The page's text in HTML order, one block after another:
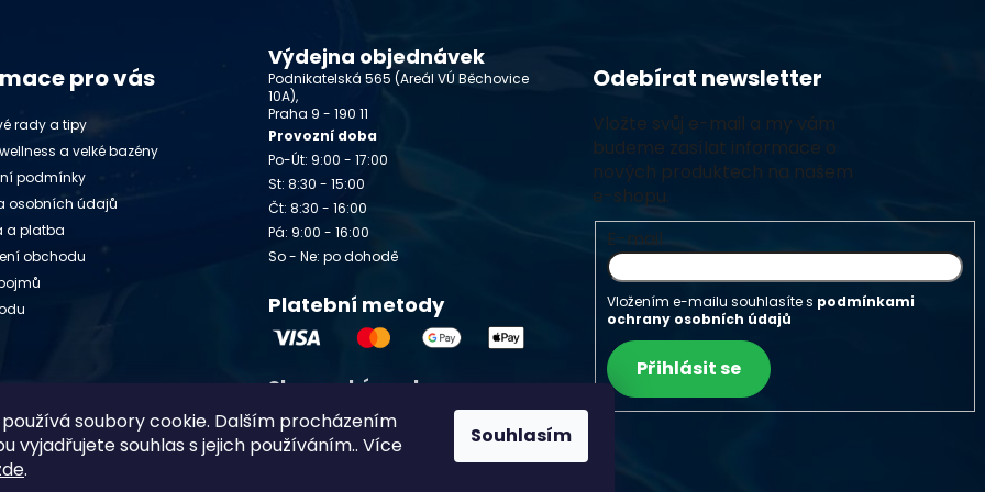
soubory cookie. Dalším procházením
vyjadřujete souhlas s jejich používáním.. Více
.
Souhlasím
pro vás
rady a tipy
a velké bazény
podmínky
osobních údajů
a platba
obchodu
Výdejna objednávek
Podnikatelská 565 (Areál VÚ Běchovice
10A),
Praha 9 - 190 11
Provozní doba
Po-Út: 9:00 - 17:00
St: 8:30 - 15:00
Čt: 8:30 - 16:00
Pá: 9:00 - 16:00
So - Ne: po dohodě
Platební metody
Slovenský e-shop
Chlorito.sk
Odebírat newsletter
Vložte svůj e-mail a my vám
budeme zasílat informace o
nových produktech na našem
e-shopu.
E-mail
Vložením e-mailu souhlasíte s podmínkami
ochrany osobních údajů
Přihlásit se